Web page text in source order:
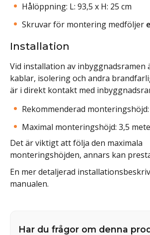
Hålöppning: L: 93,5 x H: 25 cm
Skruvar för montering medföljer
Installation
Vid installation av inbyggnadsramen
kablar, isolering och andra
är i direkt kontakt med
Rekommenderad
Maximal monteringshöjd: 3,5
Det är viktigt att följa den maximala
monteringshöjden, annars kan
En mer detaljerad
manualen.
Har du frågor om denna